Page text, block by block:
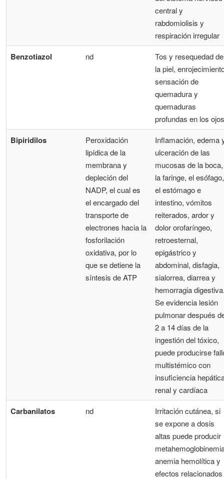
central y
rabdomiolisis y
respiración irregular
Benzotiazol nd
Tos y resequedad de
la piel,
sensación de
quemadura y
quemaduras
profundas en los ojos
Bipiridilos
Peroxidación
lipídica de la
membrana y
depleción del
NADP, el cual es
el encargado del
transporte de
electrones hacia la
fosforilación
oxidativa, por lo
que se detiene la
síntesis de ATP
Inflamación, edema
ulceración de las
mucosas de la boca,
la faringe, el esófago,
el estómago e
intestino, vómitos
reiterados, ardor y
dolor orofaríngeo,
retroesternal,
epigástrico y
abdominal, disfagia,
sialorrea, diarrea y
hemorragia
Se evidencia lesión
pulmonar después
2 a 14 días de la
ingestión del tóxico,
puede producirse
multistémico con
insuficiencia
renal y cardíaca
Carbanilatos nd
Irritación cutánea, si
se expone a dosis
altas puede producir
anemia hemolítica y
efectos relacionados